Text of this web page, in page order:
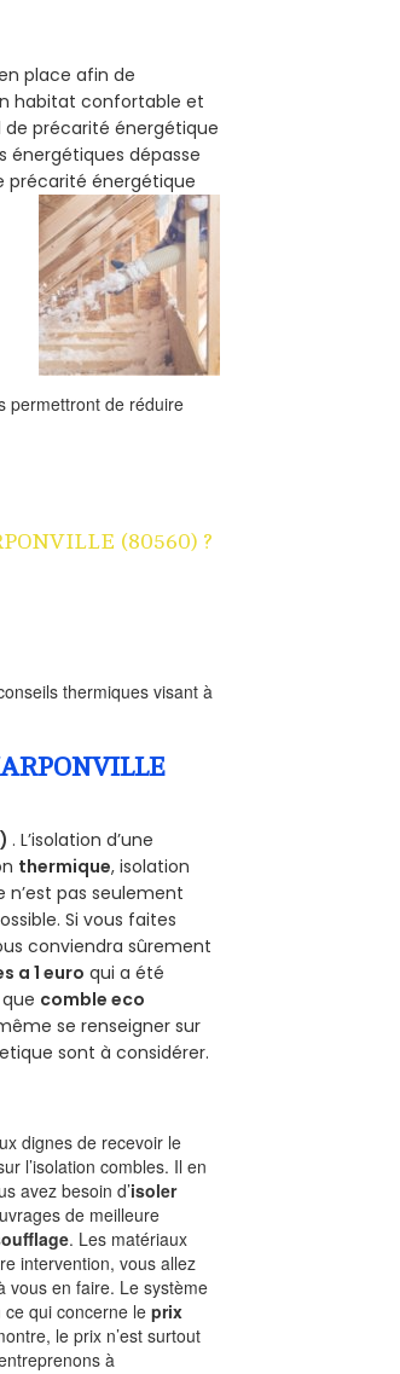
place afin de
habitat confortable et
précarité énergétique
énergétiques dépasse
précarité énergétique
permettront de réduire
(80560) ?
thermiques visant à
. L’isolation d’une
thermique, isolation
pas seulement
Si vous faites
conviendra sûrement
a 1 euro qui a été
comble eco
se renseigner sur
sont à considérer.
dignes de recevoir le
l’isolation combles. Il en
avez besoin d’isoler
de meilleure
. Les matériaux
intervention, vous allez
vous en faire. Le système
qui concerne leprix
le prix n’est surtout
à